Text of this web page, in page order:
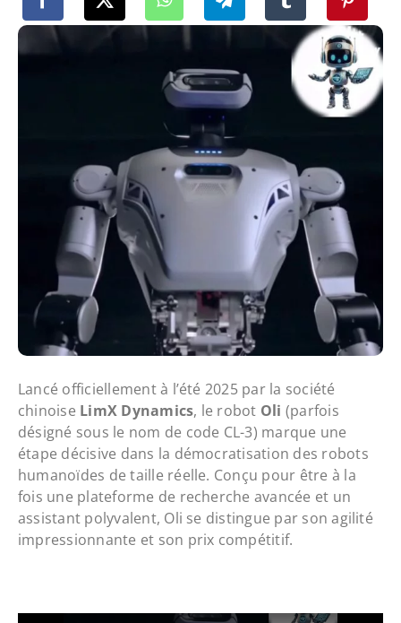
Lancé officiellement à l’été 2025 par la société
chinoise LimX Dynamics, le robot Oli (parfois
désigné sous le nom de code CL-3) marque une
étape décisive dans la démocratisation des robots
humanoïdes de taille réelle. Conçu pour être à la
fois une plateforme de recherche avancée et un
assistant polyvalent, Oli se distingue par son agilité
impressionnante et son prix compétitif.